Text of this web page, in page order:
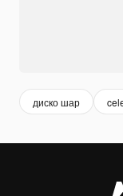
диско шар